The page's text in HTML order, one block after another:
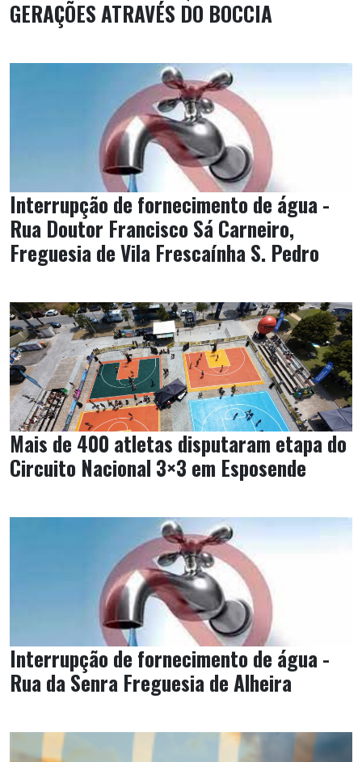
GERAÇÕES ATRAVÉS DO BOCCIA
Interrupção de fornecimento de água -
Rua Doutor Francisco Sá Carneiro,
Freguesia de Vila Frescaínha S. Pedro
Mais de 400 atletas disputaram etapa do
Circuito Nacional 3×3 em Esposende
Interrupção de fornecimento de água -
Rua da Senra Freguesia de Alheira